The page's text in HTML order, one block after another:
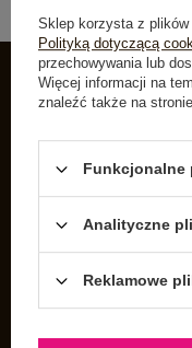
INFORMACJE O BUTIK
Listy zakupowe
Lista zakupionych
Historia transakcji
Sklep korzysta z plików
Polityką dotyczącą
przechowywania lub
Więcej informacji na
znaleźć także na stronie
Funkcjonalne
Analityczne
Reklamowe